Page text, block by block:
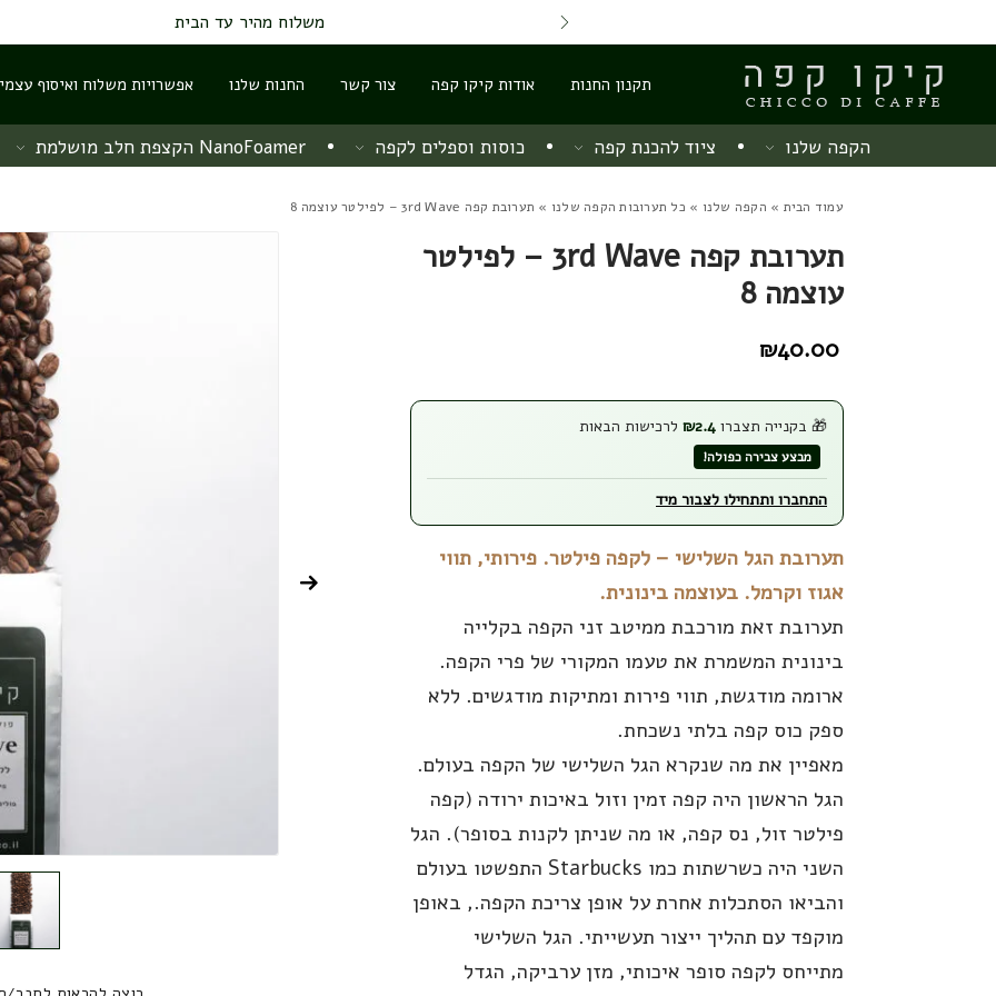
משלוח מהיר עד הבית
תקנון החנות אודות קיקו קפה צור קשר החנות שלנו אפשרויות משלוח ואיסוף
הקפה שלנו ציוד להכנת קפה כוסות וספלים לקפה NanoFoamer הקצפת חלב מושלמת
עמוד הבית » הקפה שלנו » כל תערובות הקפה שלנו » תערובת קפה 3rd Wave – לפילטר עוצמה 8
תערובת קפה 3rd Wave – לפילטר
עוצמה 8
₪40.00
🎁 בקנייה תצברו ₪2.4 לרכישות הבאות
מבצע צבירה כפולה!
התחברו ותתחילו לצבור מיד
תערובת הגל השלישי – לקפה פילטר. פירותי, תווי
אגוז וקרמל. בעוצמה בינונית.
תערובת זאת מורכבת ממיטב זני הקפה בקלייה
בינונית המשמרת את טעמו המקורי של פרי הקפה.
ארומה מודגשת, תווי פירות ומתיקות מודגשים. ללא
ספק כוס קפה בלתי נשכחת.
מאפיין את מה שנקרא הגל השלישי של הקפה בעולם.
הגל הראשון היה קפה זמין וזול באיכות ירודה (קפה
פילטר זול, נס קפה, או מה שניתן לקנות בסופר). הגל
השני היה כשרשתות כמו Starbucks התפשטו בעולם
והביאו הסתכלות אחרת על אופן צריכת הקפה., באופן
מוקפד עם תהליך ייצור תעשייתי. הגל השלישי
מתייחס לקפה סופר איכותי, מזן ערביקה, הגדל